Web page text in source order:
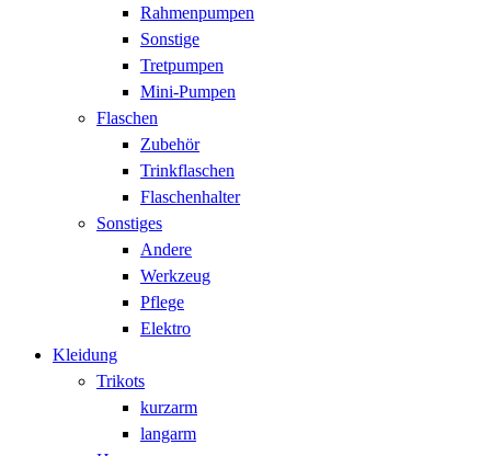
Rahmenpumpen
Sonstige
Tretpumpen
Mini-Pumpen
Flaschen
Zubehör
Trinkflaschen
Flaschenhalter
Sonstiges
Andere
Werkzeug
Pflege
Elektro
Kleidung
Trikots
kurzarm
langarm